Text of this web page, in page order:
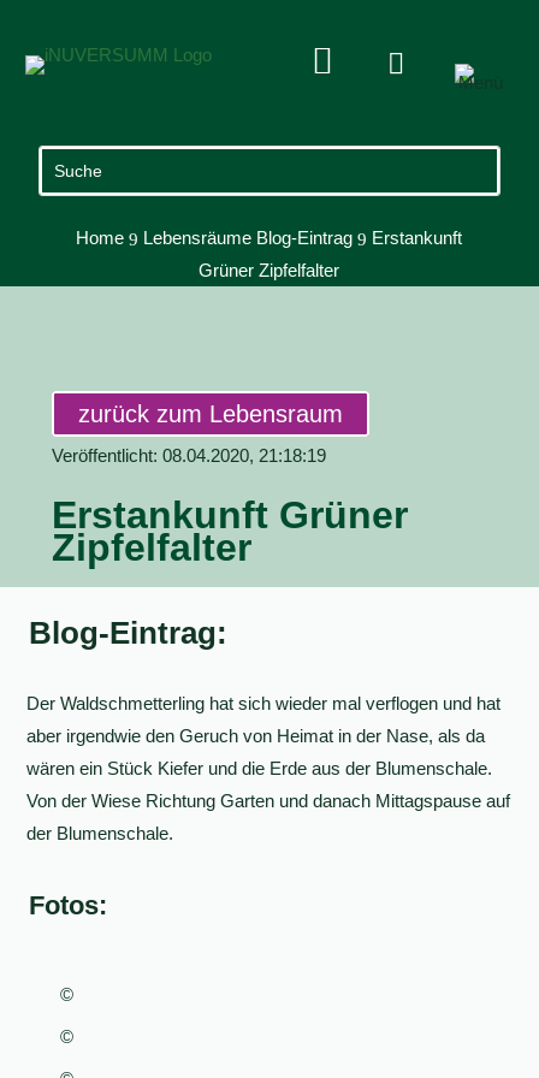
 
Home 9 Lebensräume Blog-Eintrag 9 Erstankunft
Grüner Zipfelfalter
zurück zum Lebensraum
Veröffentlicht: 08.04.2020, 21:18:19
Erstankunft Grüner
Zipfelfalter
Blog-Eintrag:
Der Waldschmetterling hat sich wieder mal verflogen und hat
aber irgendwie den Geruch von Heimat in der Nase, als da
wären ein Stück Kiefer und die Erde aus der Blumenschale.
Von der Wiese Richtung Garten und danach Mittagspause auf
der Blumenschale.
Fotos:
©
©